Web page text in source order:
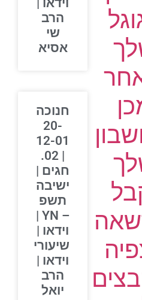
וידאו |
הרב
שי
אסיא
חנוכה
20-
12-01
| 02.
חגים |
ישיבה
תשפ
– YN |
וידאו |
שיעורי
וידאו |
הרב
יואל